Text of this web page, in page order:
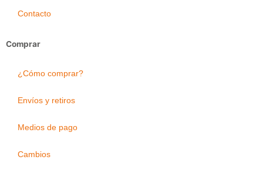
Contacto
Comprar
¿Cómo comprar?
Envíos y retiros
Medios de pago
Cambios